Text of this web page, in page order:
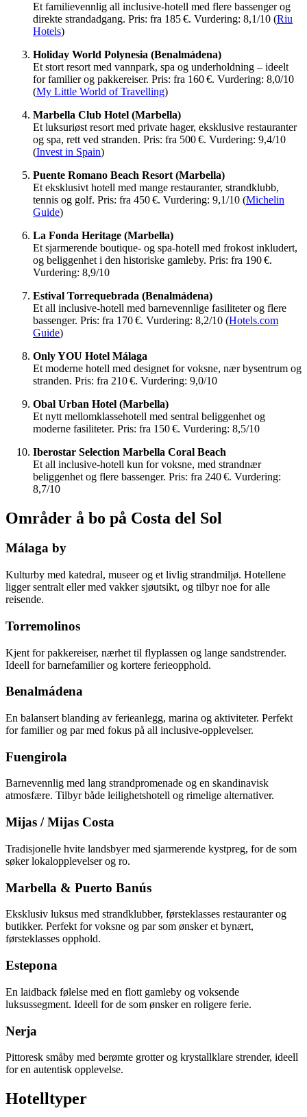
Et familievennlig all inclusive-hotell med flere bassenger og
direkte strandadgang. Pris: fra 185 €. Vurdering: 8,1/10 (Riu
Hotels)
Holiday World Polynesia (Benalmádena)
Et stort resort med vannpark, spa og underholdning – ideelt
for familier og pakkereiser. Pris: fra 160 €. Vurdering: 8,0/10
(My Little World of Travelling)
Marbella Club Hotel (Marbella)
Et luksuriøst resort med private hager, eksklusive restauranter
og spa, rett ved stranden. Pris: fra 500 €. Vurdering: 9,4/10
(Invest in Spain)
Puente Romano Beach Resort (Marbella)
Et eksklusivt hotell med mange restauranter, strandklubb,
tennis og golf. Pris: fra 450 €. Vurdering: 9,1/10 (Michelin
Guide)
La Fonda Heritage (Marbella)
Et sjarmerende boutique- og spa-hotell med frokost inkludert,
og beliggenhet i den historiske gamleby. Pris: fra 190 €.
Vurdering: 8,9/10
Estival Torrequebrada (Benalmádena)
Et all inclusive-hotell med barnevennlige fasiliteter og flere
bassenger. Pris: fra 170 €. Vurdering: 8,2/10 (Hotels.com
Guide)
Only YOU Hotel Málaga
Et moderne hotell med designet for voksne, nær bysentrum og
stranden. Pris: fra 210 €. Vurdering: 9,0/10
Obal Urban Hotel (Marbella)
Et nytt mellomklassehotell med sentral beliggenhet og
moderne fasiliteter. Pris: fra 150 €. Vurdering: 8,5/10
Iberostar Selection Marbella Coral Beach
Et all inclusive-hotell kun for voksne, med strandnær
beliggenhet og flere bassenger. Pris: fra 240 €. Vurdering:
8,7/10
Områder å bo på Costa del Sol
Málaga by
Kulturby med katedral, museer og et livlig strandmiljø. Hotellene
ligger sentralt eller med vakker sjøutsikt, og tilbyr noe for alle
reisende.
Torremolinos
Kjent for pakkereiser, nærhet til flyplassen og lange sandstrender.
Ideell for barnefamilier og kortere ferieopphold.
Benalmádena
En balansert blanding av ferieanlegg, marina og aktiviteter. Perfekt
for familier og par med fokus på all inclusive-opplevelser.
Fuengirola
Barnevennlig med lang strandpromenade og en skandinavisk
atmosfære. Tilbyr både leilighetshotell og rimelige alternativer.
Mijas / Mijas Costa
Tradisjonelle hvite landsbyer med sjarmerende kystpreg, for de som
søker lokalopplevelser og ro.
Marbella & Puerto Banús
Eksklusiv luksus med strandklubber, førsteklasses restauranter og
butikker. Perfekt for voksne og par som ønsker et bynært,
førsteklasses opphold.
Estepona
En laidback følelse med en flott gamleby og voksende
luksussegment. Ideell for de som ønsker en roligere ferie.
Nerja
Pittoresk småby med berømte grotter og krystallklare strender, ideell
for en autentisk opplevelse.
Hotelltyper